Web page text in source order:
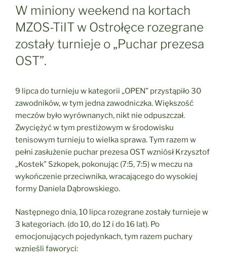
W
W miniony weekend na kortach
MZOS-TiIT w Ostrołęce rozegrane
zostały turnieje o „Puchar prezesa
OST”.
9 lipca do turnieju w kategorii „OPEN” przystąpiło 30
zawodników, w tym jedna zawodniczka. Większość
meczów było wyrównanych, nikt nie odpuszczał.
Zwyciężyć w tym prestiżowym w środowisku
tenisowym turnieju to wielka sprawa. Tym razem w
pełni zasłużenie puchar prezesa OST wzniósł Krzysztof
„Kostek” Szkopek, pokonując (7:5, 7:5) w meczu na
wykończenie przeciwnika, wracającego do wysokiej
formy Daniela Dąbrowskiego.
Następnego dnia, 10 lipca rozegrane zostały turnieje w
3 kategoriach. (do 10, do 12 i do 16 lat). Po
emocjonujących pojedynkach, tym razem puchary
wznieśli faworyci: